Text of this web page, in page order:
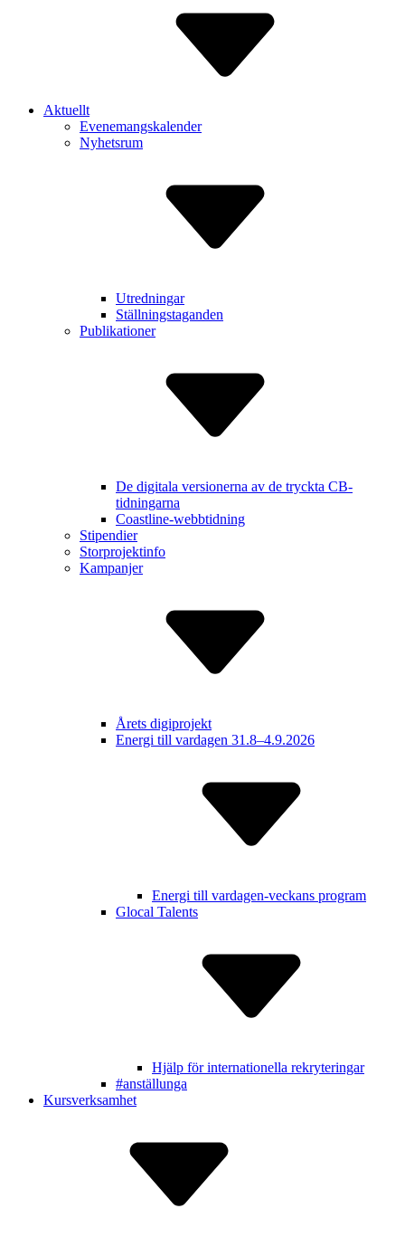
Aktuellt
Evenemangskalender
Nyhetsrum
Utredningar
Ställningstaganden
Publikationer
De digitala versionerna av de tryckta CB-
tidningarna
Coastline-webbtidning
Stipendier
Storprojektinfo
Kampanjer
Årets digiprojekt
Energi till vardagen 31.8–4.9.2026
Energi till vardagen-veckans program
Glocal Talents
Hjälp för inter­nationella rekry­teringar
#anställunga
Kursverksamhet